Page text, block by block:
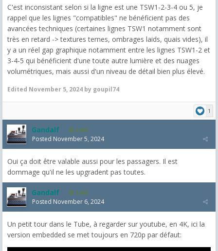
C'est inconsistant selon si la ligne est une TSW1-2-3-4 ou 5, je
rappel que les lignes "compatibles" ne bénéficient pas des
avancées techniques (certaines lignes TSW1 notamment sont
très en retard -> textures ternes, ombrages laids, quais vides), il
y a un réel gap graphique notamment entre les lignes TSW1-2 et
3-4-5 qui bénéficient d'une toute autre lumière et des nuages
volumétriques, mais aussi d'un niveau de détail bien plus élevé.
Edited November 5, 2024 by goupil74
1
Gandalf 2,463
Posted November 5, 2024
Oui ça doit être valable aussi pour les passagers. Il est
dommage qu'il ne les upgradent pas toutes.
Gandalf 2,463
Posted November 6, 2024
Un petit tour dans le Tube, à regarder sur youtube, en 4K, ici la
version embedded se met toujours en 720p par défaut: